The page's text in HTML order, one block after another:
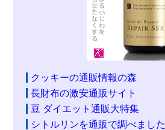
クッキーの通販情報の森
長財布の激安通販サイト
豆 ダイエット通販大特集
シトルリンを通販で調べました